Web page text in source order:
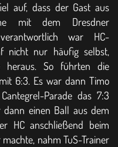
auf, dass der Gast aus
mit dem Dresdner
war HC-
nicht nur häufig selbst,
heraus. So führten die
6:3. Es war dann Timo
Parade das 7:3
dann einen Ball aus dem
HC anschließend beim
nahm TuS-Trainer